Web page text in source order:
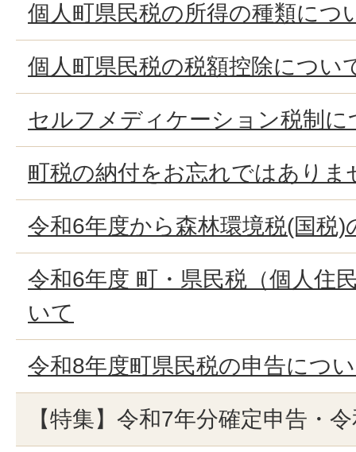
個人町県民税の所得の種類につ
個人町県民税の税額控除につい
セルフメディケーション税制に
町税の納付をお忘れではありま
令和6年度から森林環境税(国税
令和6年度 町・県民税（個人住
いて
令和8年度町県民税の申告につ
【特集】令和7年分確定申告・